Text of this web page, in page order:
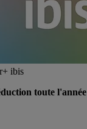
ibis
toute l'année